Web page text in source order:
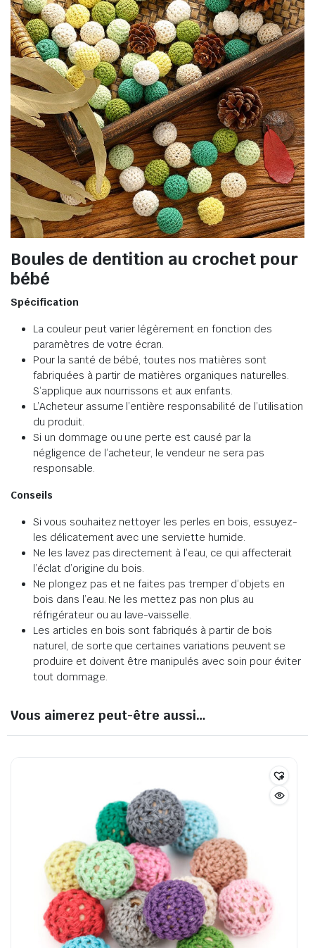
Boules de dentition au crochet pour
bébé
Spécification
La couleur peut varier légèrement en fonction des
paramètres de votre écran.
Pour la santé de bébé, toutes nos matières sont
fabriquées à partir de matières organiques naturelles.
S’applique aux nourrissons et aux enfants.
L’Acheteur assume l’entière responsabilité de l’utilisation
du produit.
Si un dommage ou une perte est causé par la
négligence de l’acheteur, le vendeur ne sera pas
responsable.
Conseils
Si vous souhaitez nettoyer les perles en bois, essuyez-
les délicatement avec une serviette humide.
Ne les lavez pas directement à l’eau, ce qui affecterait
l’éclat d’origine du bois.
Ne plongez pas et ne faites pas tremper d’objets en
bois dans l’eau. Ne les mettez pas non plus au
réfrigérateur ou au lave-vaisselle.
Les articles en bois sont fabriqués à partir de bois
naturel, de sorte que certaines variations peuvent se
produire et doivent être manipulés avec soin pour éviter
tout dommage.
Vous aimerez peut-être aussi…